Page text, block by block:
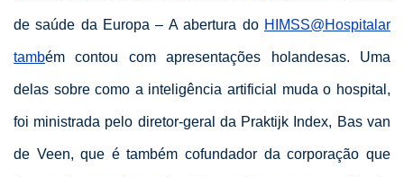
de saúde da Europa – A abertura do HIMSS@Hospitalar
também contou com apresentações holandesas. Uma
delas sobre como a inteligência artificial muda o hospital,
foi ministrada pelo diretor-geral da Praktijk Index, Bas van
de Veen, que é também cofundador da corporação que